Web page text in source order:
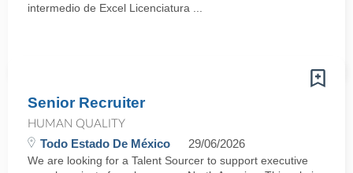
intermedio de Excel Licenciatura ...
Senior Recruiter
HUMAN QUALITY
Todo Estado De México 29/06/2026
We are looking for a Talent Sourcer to support executive